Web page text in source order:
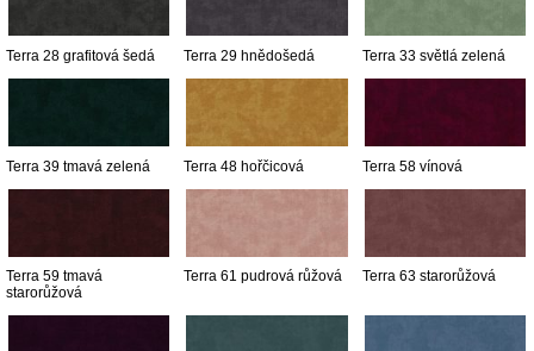
Terra 28 grafitová šedá Terra 29 hnědošedá Terra 33 světlá zelená
Terra 39 tmavá zelená Terra 48 hořčicová Terra 58 vínová
Terra 59 tmavá
starorůžová
Terra 61 pudrová růžová Terra 63 starorůžová